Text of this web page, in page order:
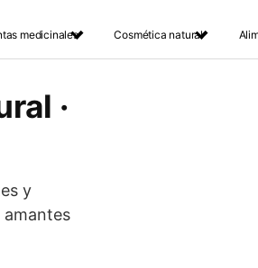
medicinales Cosmética natural
·
y
amantes